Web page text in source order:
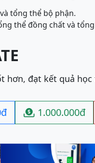
tổng thể bộ phận.
thể đồng chất và
đạt kết quả học
 1.000.000đ